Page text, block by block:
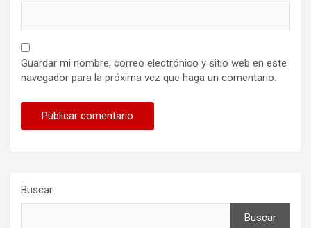
Guardar mi nombre, correo electrónico y sitio web en este
navegador para la próxima vez que haga un comentario.
Buscar
Buscar